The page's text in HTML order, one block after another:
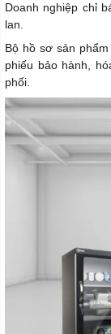
Doanh nghiệp chỉ
lan.
Bộ hồ sơ sản
phiếu bảo hành,
phối.